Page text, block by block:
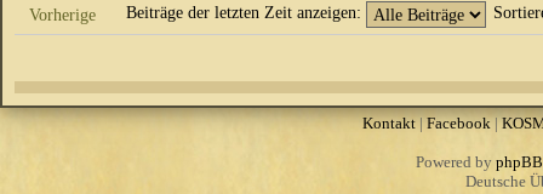
Vorherige Beiträge der letzten Zeit anzeigen:
Kontakt|Facebook|
Powered by phpBB
Deutsche